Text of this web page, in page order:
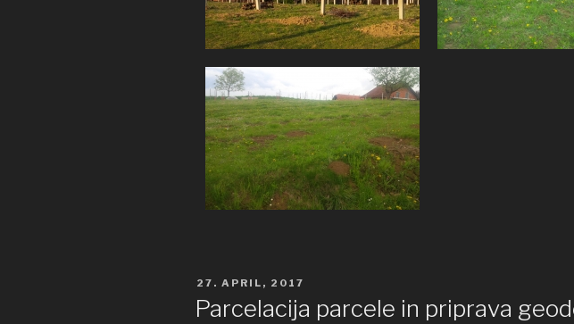
OBJAVLJENO
27. APRIL, 2017
Parcelacija parcele in priprava